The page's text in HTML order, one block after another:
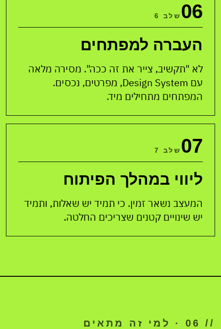
06 שלב 6
העברה למפתחים
לא "תקשיב, צייר את זה ככה". מסירה מלאה
עם Design System, מפרטים, נכסים.
המפתחים מתחילים מיד.
07 שלב 7
ליווי במהלך הפיתוח
המעצב נשאר זמין. כי תמיד יש שאלות, ותמיד
יש שינויים קטנים שצריכים החלטה.
// 06 · למי זה מתאים